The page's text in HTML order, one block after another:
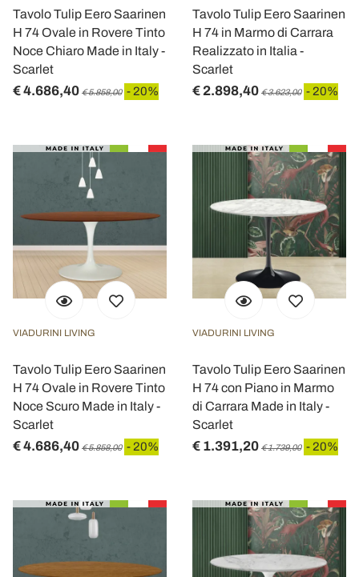
Tavolo Tulip Eero Saarinen
H 74 Ovale in Rovere Tinto
Noce Chiaro Made in Italy -
Scarlet
€ 4.686,40 € 5.858,00 - 20%
Tavolo Tulip Eero Saarinen
H 74 in Marmo di Carrara
Realizzato in Italia -
Scarlet
€ 2.898,40 € 3.623,00 - 20%
VIADURINI LIVING
Tavolo Tulip Eero Saarinen
H 74 Ovale in Rovere Tinto
Noce Scuro Made in Italy -
Scarlet
€ 4.686,40 € 5.858,00 - 20%
VIADURINI LIVING
Tavolo Tulip Eero Saarinen
H 74 con Piano in Marmo
di Carrara Made in Italy -
Scarlet
€ 1.391,20 € 1.739,00 - 20%